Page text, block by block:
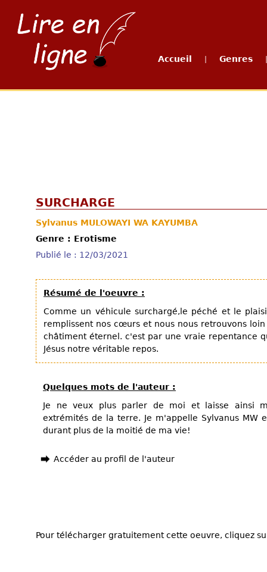
Accueil Genres
SURCHARGE
Sylvanus MULOWAYI WA KAYUMBA
Genre : Erotisme
Publié le : 12/03/2021
Résumé de l'oeuvre :
Comme un véhicule surchargé,le péché et le
remplissent nos cœurs et nous nous retrouvons
châtiment éternel. c'est par une vraie repentance
Jésus notre véritable repos.
Quelques mots de l'auteur :
Je ne veux plus parler de moi et laisse ainsi
extrémités de la terre. Je m'appelle Sylvanus MW
durant plus de la moitié de ma vie!
Accéder au profil de l'auteur
Pour télécharger gratuitement cette oeuvre, cliquez